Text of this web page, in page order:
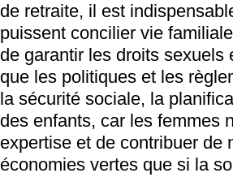
de retraite, il est
puissent concilier vie
de garantir les droits
que les politiques et les
la sécurité sociale, la
des enfants, car les femmes
expertise et de contribuer de
économies vertes que si la